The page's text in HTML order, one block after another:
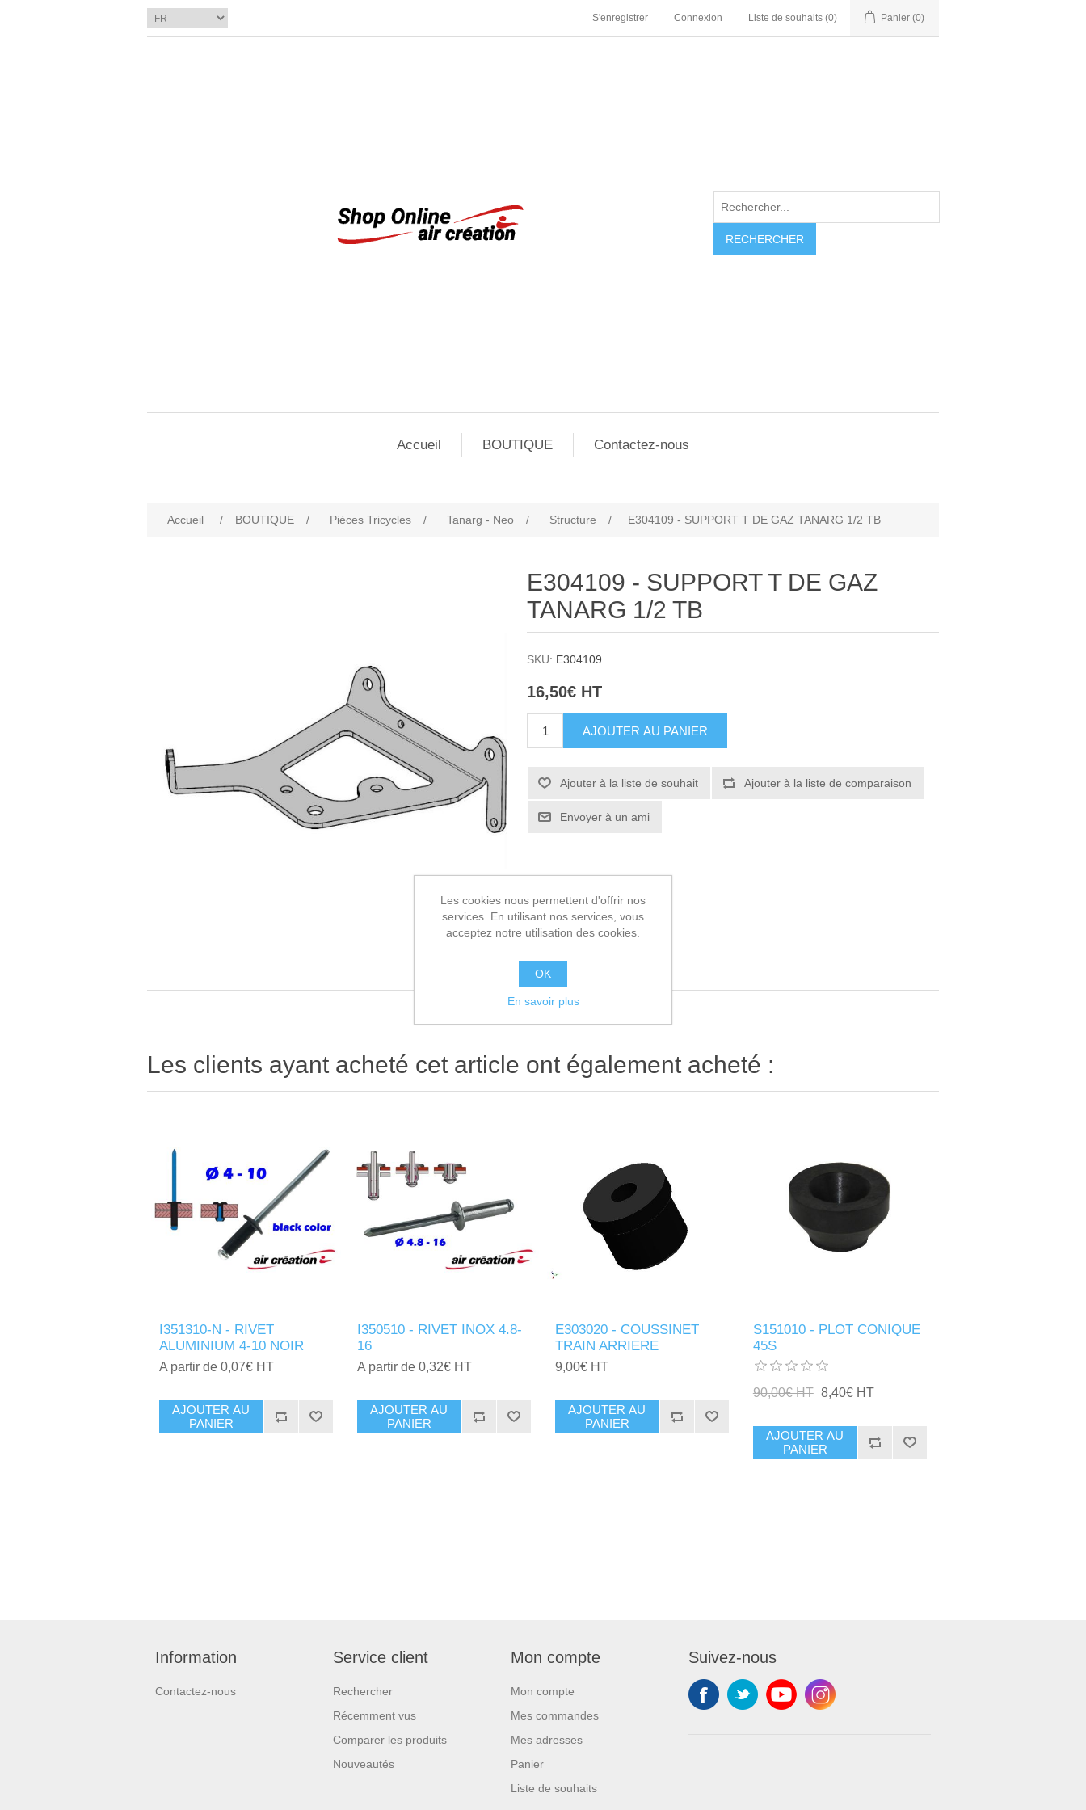
S'enregistrer Connexion Liste de souhaits (0) Panier (0)
RECHERCHER
Accueil BOUTIQUE Contactez-nous
Accueil / BOUTIQUE / Pièces Tricycles / Tanarg - Neo / Structure / E304109 - SUPPORT T DE GAZ TANARG 1/2 TB
E304109 - SUPPORT T DE GAZ
TANARG 1/2 TB
SKU: E304109
16,50€ HT
AJOUTER AU PANIER
Ajouter à la liste de souhait Ajouter à la liste de comparaison
Envoyer à un ami
Les clients ayant acheté cet article ont également acheté :
I351310-N - RIVET
ALUMINIUM 4-10 NOIR
A partir de 0,07€ HT
AJOUTER AU
PANIER
I350510 - RIVET INOX 4.8-
16
A partir de 0,32€ HT
AJOUTER AU
PANIER
E303020 - COUSSINET
TRAIN ARRIERE
9,00€ HT
AJOUTER AU
PANIER
S151010 - PLOT CONIQUE
45S
90,00€ HT 8,40€ HT
AJOUTER AU
PANIER
Information
Contactez-nous
Service client
Rechercher
Récemment vus
Comparer les produits
Nouveautés
Mon compte
Mon compte
Mes commandes
Mes adresses
Panier
Liste de souhaits
Suivez-nous
Les cookies nous permettent d'offrir nos
services. En utilisant nos services, vous
acceptez notre utilisation des cookies.
OK
En savoir plus